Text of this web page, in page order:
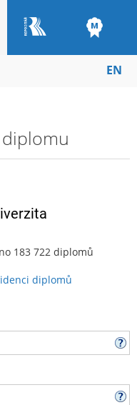
EN
183 722 diplomů
diplomů